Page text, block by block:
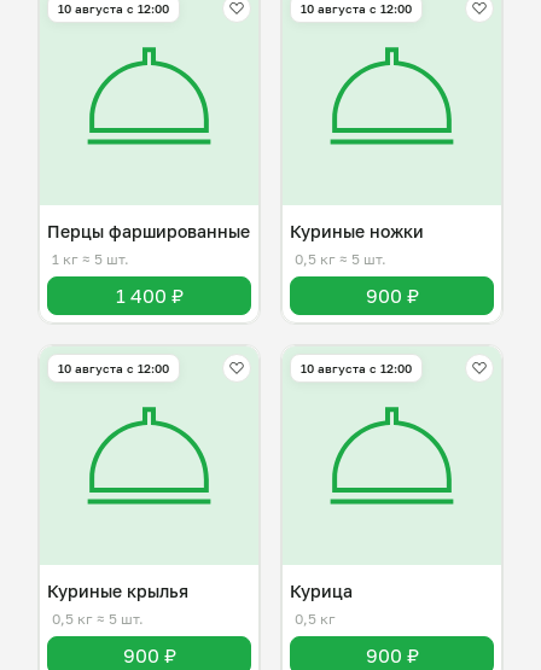
10 августа с 12:00
Перцы фаршированные
1 кг ≈ 5 шт.
1 400 ₽
10 августа с 12:00
Куриные ножки
0,5 кг ≈ 5 шт.
900 ₽
10 августа с 12:00
Куриные крылья
0,5 кг ≈ 5 шт.
900 ₽
10 августа с 12:00
Курица
0,5 кг
900 ₽